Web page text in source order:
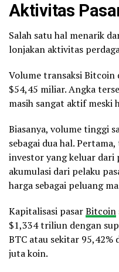
Aktivitas
Salah satu hal menarik
lonjakan aktivitas
Volume transaksi Bitcoin
$54,45 miliar. Angka
masih sangat aktif meski
Biasanya, volume tinggi
sebagai dua hal.
investor yang keluar dari
akumulasi dari pelaku
harga sebagai peluang
Kapitalisasi pasarBitcoin
$1,334 triliun dengan
BTC atau sekitar 95,42%
juta koin.